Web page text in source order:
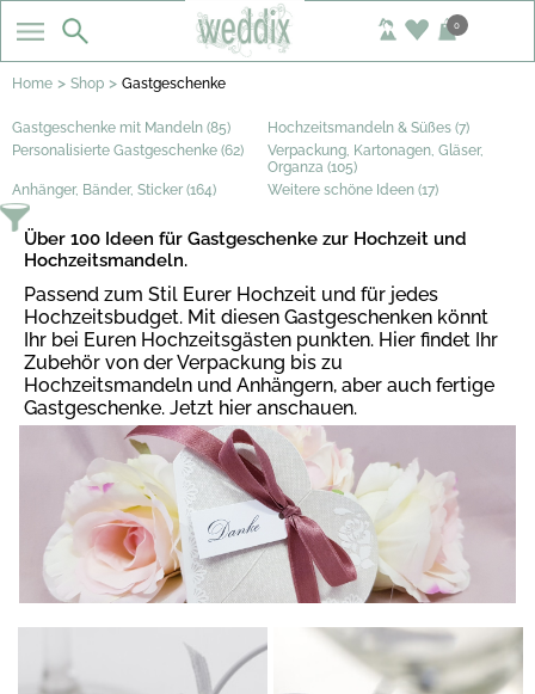
0
Home > Shop > Gastgeschenke
Gastgeschenke mit Mandeln (85)
Hochzeitsmandeln & Süßes (7)
Personalisierte Gastgeschenke (62)
Verpackung, Kartonagen, Gläser,
Organza (105)
Anhänger, Bänder, Sticker (164)
Weitere schöne Ideen (17)
Über 100 Ideen für Gastgeschenke zur Hochzeit und
Hochzeitsmandeln.
Passend zum Stil Eurer Hochzeit und für jedes
Hochzeitsbudget. Mit diesen Gastgeschenken könnt
Ihr bei Euren Hochzeitsgästen punkten. Hier findet Ihr
Zubehör von der Verpackung bis zu
Hochzeitsmandeln und Anhängern, aber auch fertige
Gastgeschenke. Jetzt hier anschauen.